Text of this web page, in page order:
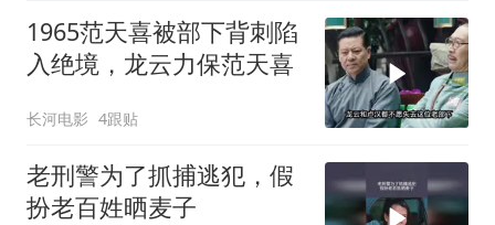
1965范天喜被部下背刺陷
入绝境，龙云力保范天喜
长河电影 4跟贴
老刑警为了抓捕逃犯，假
扮老百姓晒麦子